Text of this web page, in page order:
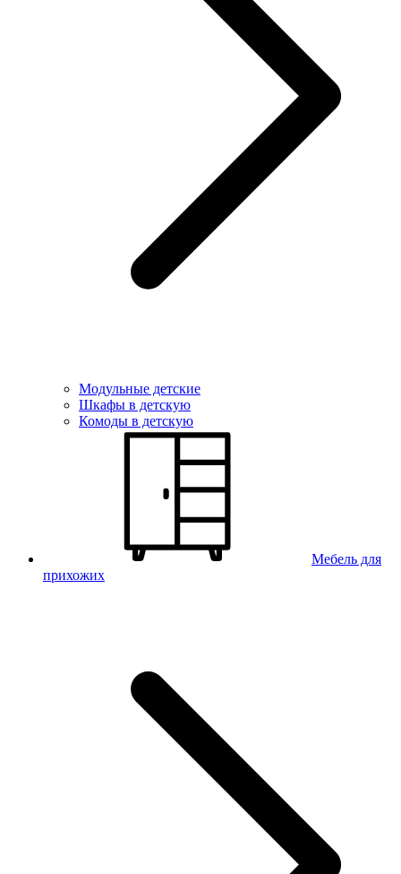
Модульные детские
Шкафы в детскую
Комоды в детскую
Мебель для
прихожих